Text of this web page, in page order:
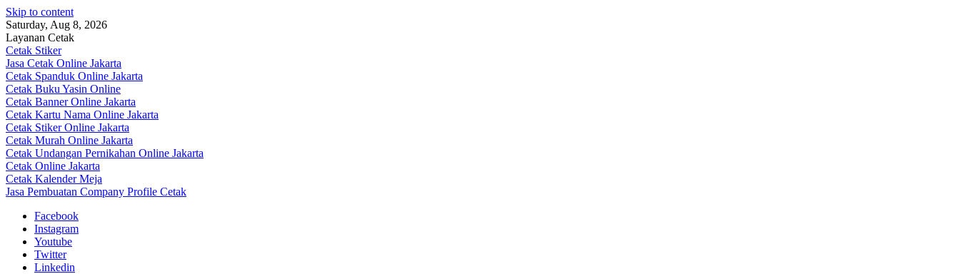
Skip to content
Saturday, Aug 8, 2026
Layanan Cetak
Cetak Stiker
Jasa Cetak Online Jakarta
Cetak Spanduk Online Jakarta
Cetak Buku Yasin Online
Cetak Banner Online Jakarta
Cetak Kartu Nama Online Jakarta
Cetak Stiker Online Jakarta
Cetak Murah Online Jakarta
Cetak Undangan Pernikahan Online Jakarta
Cetak Online Jakarta
Cetak Kalender Meja
Jasa Pembuatan Company Profile Cetak
Facebook
Instagram
Youtube
Twitter
Linkedin